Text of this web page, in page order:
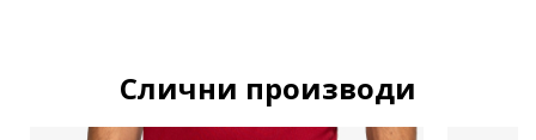
Слични производи